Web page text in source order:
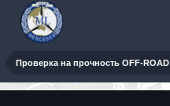
Проверка на прочность OFF-ROAD